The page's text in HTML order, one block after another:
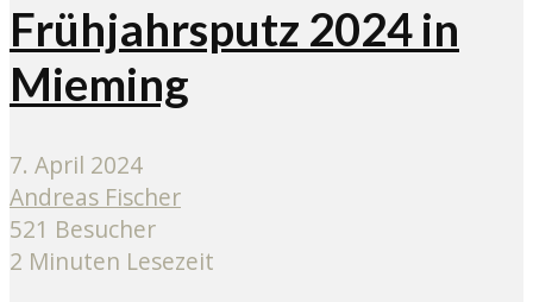
Frühjahrsputz 2024 in
Mieming
7. April 2024
Andreas Fischer
521 Besucher
2 Minuten Lesezeit